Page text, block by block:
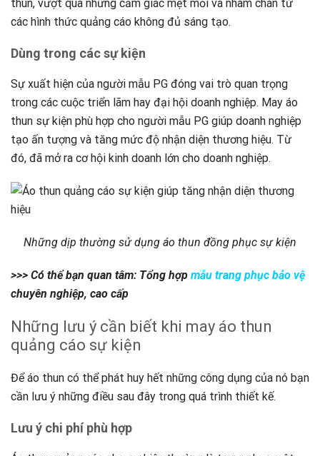
thun, vượt qua những cảm giác mệt mỏi và nhàm chán từ
các hình thức quảng cáo không đủ sáng tạo.
Dùng trong các sự kiện
Sự xuất hiện của người mẫu PG đóng vai trò quan trọng
trong các cuộc triển lãm hay đại hội doanh nghiệp. May áo
thun sự kiện phù hợp cho người mẫu PG giúp doanh nghiệp
tạo ấn tượng và tăng mức độ nhận diện thương hiệu. Từ
đó, đã mở ra cơ hội kinh doanh lớn cho doanh nghiệp.
Những dịp thường sử dụng áo thun đồng phục sự kiện
>>> Có thể bạn quan tâm: Tổng hợp mẫu trang phục bảo vệ
chuyên nghiệp, cao cấp
Những lưu ý cần biết khi may áo thun
quảng cáo sự kiện
Để áo thun có thể phát huy hết những công dụng của nó bạn
cần lưu ý những điều sau đây trong quá trình thiết kế.
Lưu ý chi phí phù hợp